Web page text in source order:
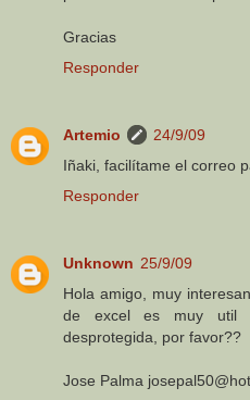
Gracias
Responder
Artemio
24/9/09
Iñaki, facilítame el correo
Responder
Unknown 25/9/09
Hola amigo, muy
de excel es muy util
desprotegida, por favor??
Jose Palma